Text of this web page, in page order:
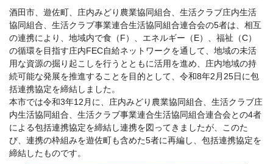
酒田市、遊佐町、庄内みどり農業協同組合、生活クラブ庄内生活
協同組合、生活クラブ事業連合生活協同組合連合会の5者は、相互
の連携により、地域内で食（F）、エネルギー（E）、福祉（C）
の循環を目指す庄内FEC自給ネットワークを通して、地域の未活
用な資源の掘り起こしを行うとともに活用を進め、庄内地域の持
続可能な発展を推進することを目的として、令和8年2月25日に包
括連携協定を締結しました。
本市では令和3年12月に、庄内みどり農業協同組合、生活クラブ庄
内生活協同組合、生活クラブ事業連合生活協同組合連合会との4者
による包括連携協定を締結し連携を図ってきましたが、このた
び、連携の枠組みを遊佐町も含めた5者に再編し、包括連携協定を
締結したものです。